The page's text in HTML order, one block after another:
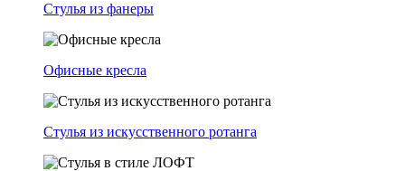
Стулья из фанеры
Офисные кресла
Стулья из искусственного ротанга